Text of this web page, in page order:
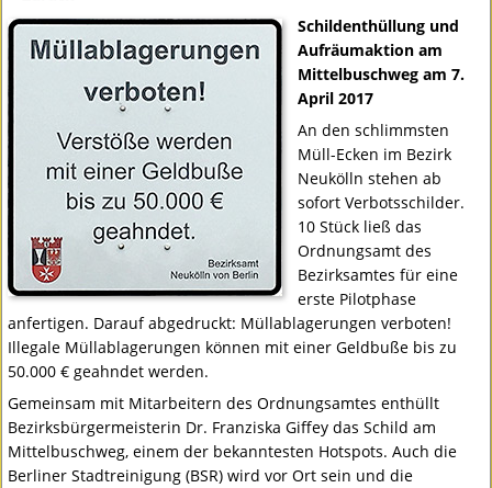
Schildenthüllung und
Aufräumaktion am
Mittelbuschweg am 7.
April 2017
An den schlimmsten
Müll-Ecken im Bezirk
Neukölln stehen ab
sofort Verbotsschilder.
10 Stück ließ das
Ordnungsamt des
Bezirksamtes für eine
erste Pilotphase
anfertigen. Darauf abgedruckt: Müllablagerungen verboten!
Illegale Müllablagerungen können mit einer Geldbuße bis zu
50.000 € geahndet werden.
Gemeinsam mit Mitarbeitern des Ordnungsamtes enthüllt
Bezirksbürgermeisterin Dr. Franziska Giffey das Schild am
Mittelbuschweg, einem der bekanntesten Hotspots. Auch die
Berliner Stadtreinigung (BSR) wird vor Ort sein und die